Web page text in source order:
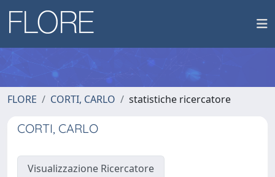
FLORE CORTI, CARLO statistiche ricercatore
CORTI, CARLO
Visualizzazione Ricercatore